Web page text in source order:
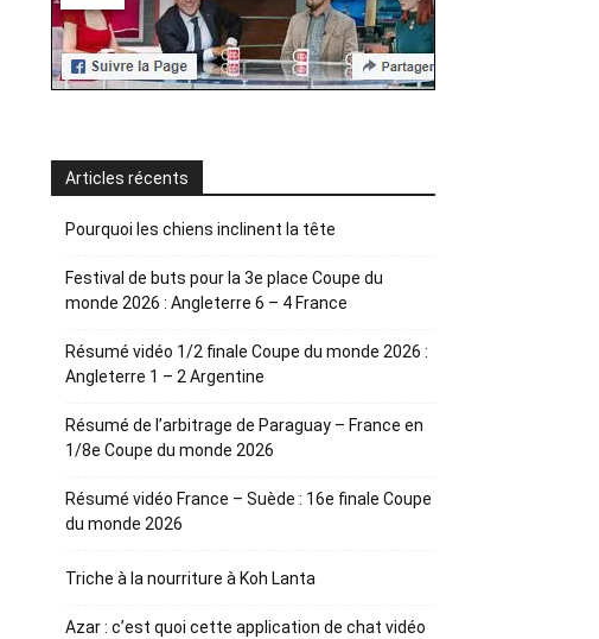
Articles récents
Pourquoi les chiens inclinent la tête
Festival de buts pour la 3e place Coupe du
monde 2026 : Angleterre 6 – 4 France
Résumé vidéo 1/2 finale Coupe du monde 2026 :
Angleterre 1 – 2 Argentine
Résumé de l’arbitrage de Paraguay – France en
1/8e Coupe du monde 2026
Résumé vidéo France – Suède : 16e finale Coupe
du monde 2026
Triche à la nourriture à Koh Lanta
Azar : c’est quoi cette application de chat vidéo